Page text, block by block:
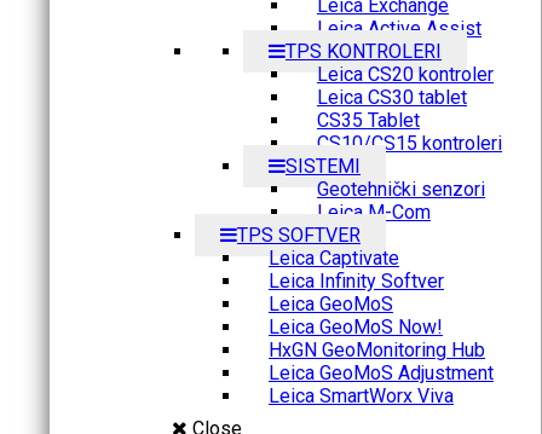
Leica Exchange
Leica Active Assist
TPS KONTROLERI
Leica CS20 kontroler
Leica CS30 tablet
CS35 Tablet
CS10/CS15 kontroleri
SISTEMI
Geotehnički senzori
Leica M-Com
TPS SOFTVER
Leica Captivate
Leica Infinity Softver
Leica GeoMoS
Leica GeoMoS Now!
HxGN GeoMonitoring Hub
Leica GeoMoS Adjustment
Leica SmartWorx Viva
Close